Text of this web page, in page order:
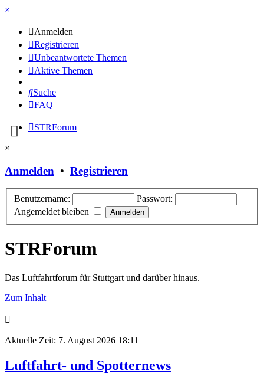
×
Anmelden
Registrieren
Unbeantwortete Themen
Aktive Themen
Suche
FAQ
STRForum
×
Anmelden • Registrieren
Benutzername: Passwort:
|
Angemeldet bleiben
STRForum
Das Luftfahrtforum für Stuttgart und darüber hinaus.
Zum Inhalt
Aktuelle Zeit: 7. August 2026 18:11
Luftfahrt- und Spotternews